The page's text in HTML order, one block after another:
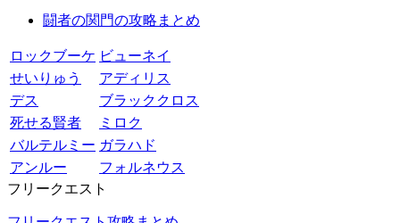
闘者の関門の攻略まとめ
ロックブーケ ビューネイ
せいりゅう
アディリス
デス
ブラッククロス
死せる賢者
ミロク
バルテルミー ガラハド
アンルー
フォルネウス
フリークエスト